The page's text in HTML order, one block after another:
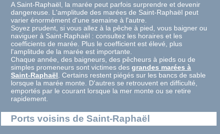
A Saint-Raphaël, la marée peut parfois surprendre et devenir
dangereuse. L'amplitude des marées de Saint-Raphaël peut
varier énormément d'une semaine à l'autre.
Soyez prudent, si vous allez à la pêche à pied, vous baigner ou
naviguer à Saint-Raphaël : consultez les horaires et les
coefficients de marée. Plus le coefficient est élevé, plus
l'amplitude de la marée est importante.
Chaque année, des baigneurs, des pêcheurs à pieds ou de
simples promeneurs sont victimes desgrandes marées à
Saint-Raphaël. Certains restent piégés sur les bancs de sable
lorsque la marée monte. D'autres se retrouvent en difficulté,
emportés par le courant lorsque la mer monte ou se retire
rapidement.
Ports voisins de Saint-Raphaël